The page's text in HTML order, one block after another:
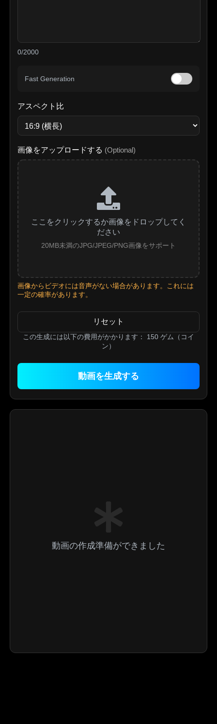
0/2000
Fast Generation
アスペクト比
画像をアップロードする (Optional)
ここをクリックするか画像をドロップしてく
ださい
20MB未満のJPG/JPEG/PNG画像をサポート
画像からビデオには音声がない場合があります。これには
一定の確率があります。
リセット
この生成には以下の費用がかかります： 150 ゲム（コイ
ン）
動画を生成する
動画の作成準備ができました